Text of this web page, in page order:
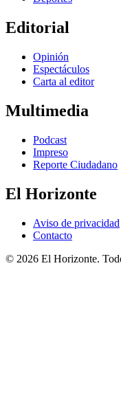
Editorial
Opinión
Espectáculos
Carta al editor
Multimedia
Podcast
Impreso
Reporte Ciudadano
El Horizonte
Aviso de privacidad
Contacto
© 2026 El Horizonte.